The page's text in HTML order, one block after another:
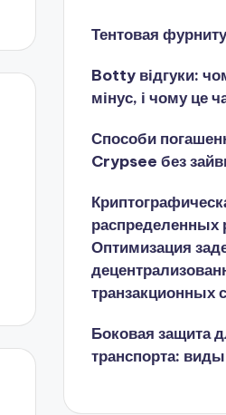
Тентовая
Botty відгуки:
мінус, і чому це
Способи
Crypsee без
распределенных
Оптимизация
транзакционных
Боковая защита
транспорта: